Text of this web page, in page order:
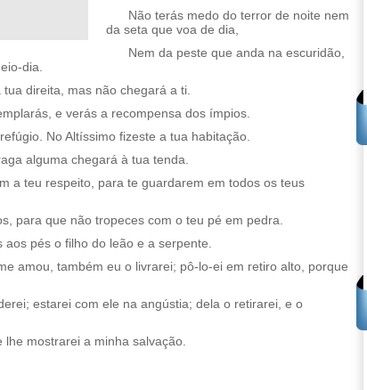
Não terás medo do terror de noite nem
da seta que voa de dia,
Nem da peste que anda na escuridão,
dia.
direita, mas não chegará a ti.
e verás a recompensa dos ímpios.
No Altíssimo fizeste a tua habitação.
alguma chegará à tua tenda.
a teu respeito, para te guardarem em todos os teus
para que não tropeces com o teu pé em pedra.
pés o filho do leão e a serpente.
amou, também eu o livrarei; pô-lo-ei em retiro alto, porque
estarei com ele na angústia; dela o retirarei, e o
mostrarei a minha salvação.